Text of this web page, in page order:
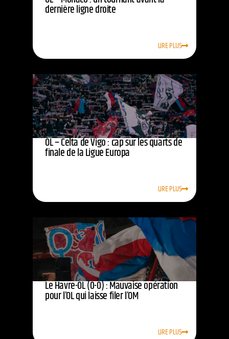
dernière ligne droite
LIRE PLUS
OL – Celta de Vigo : cap sur les quarts de
finale de la Ligue Europa
LIRE PLUS
Le Havre-OL (0-0) : Mauvaise opération
pour l’OL qui laisse filer l’OM
LIRE PLUS